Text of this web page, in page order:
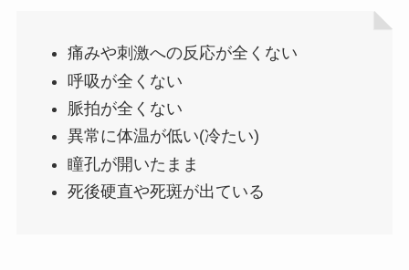
痛みや刺激への反応が全くない
呼吸が全くない
脈拍が全くない
異常に体温が低い(冷たい)
瞳孔が開いたまま
死後硬直や死斑が出ている